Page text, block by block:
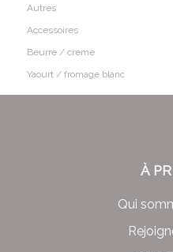
Autres
Accessoires
Beurre / creme
Yaourt / fromage blanc
À
Qui